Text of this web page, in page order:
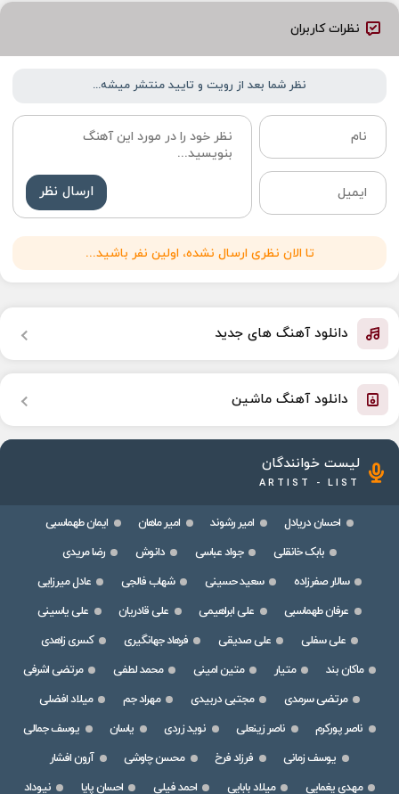
نظرات کاربران
نظر شما بعد از رویت و تایید منتشر میشه...
ارسال نظر
تا الان نظری ارسال نشده، اولین نفر باشید...
دانلود آهنگ های جدید
دانلود آهنگ ماشین
لیست خوانندگان
ARTIST - LIST
احسان دریادل امیر رشوند امیر ماهان
ایمان طهماسبی
بابک خانقلی
جواد عباسی دانوش
رضا مریدی
سالار صفرزاده
سعید حسینی شهاب فالجی
عادل میرزایی
عرفان طهماسبی
علی ابراهیمی علی قادریان
علی یاسینی
علی سفلی
علی صدیقی فرهاد جهانگیری
کسری زاهدی
ماکان بند
متیار متین امینی محمد لطفی
مرتضی اشرفی
مرتضی سرمدی
مجتبی دربیدی مهراد جم
میلاد افضلی
ناصر پورکرم
ناصر زینعلی نوید زردی یاسان
یوسف جمالی
یوسف زمانی
فرزاد فرخ محسن چاوشی
آرون افشار
مهدی یغمایی
میلاد بابایی احمد فیلی احسان پایا نیوداد